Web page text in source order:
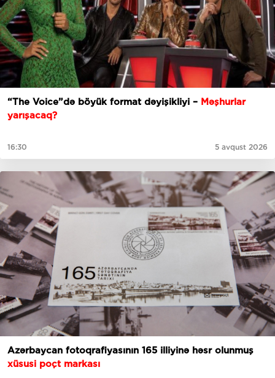
“The Voice”də böyük format dəyişikliyi – Məşhurlar
yarışacaq?
16:30 5 avqust 2026
Azərbaycan fotoqrafiyasının 165 illiyinə həsr olunmuş
xüsusi poçt markası